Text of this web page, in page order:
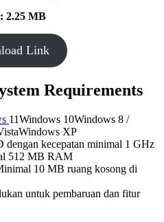
2.25 MB
Link
Requirements
11Windows 10Windows 8 /
XP
dengan kecepatan minimal 1 GHz
512 MB RAM
10 MB ruang kosong di
untuk pembaruan dan fitur